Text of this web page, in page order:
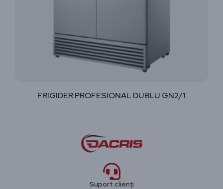
FRIGIDER PROFESIONAL DUBLU GN2/1
Suport clienți